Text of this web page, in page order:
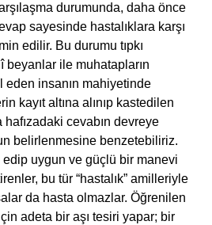
durumunda, daha önce
sayesinde hastalıklara karşı
edilir. Bu durumu tıpkı
beyanlar ile muhatapların
eden insanın mahiyetinde
kayıt altına alınıp kastedilen
hafızadaki cevabın devreye
belirlenmesine benzetebiliriz.
edip uygun ve güçlü bir manevi
bu tür “hastalık” amilleriyle
da hasta olmazlar. Öğrenilen
adeta bir aşı tesiri yapar; bir